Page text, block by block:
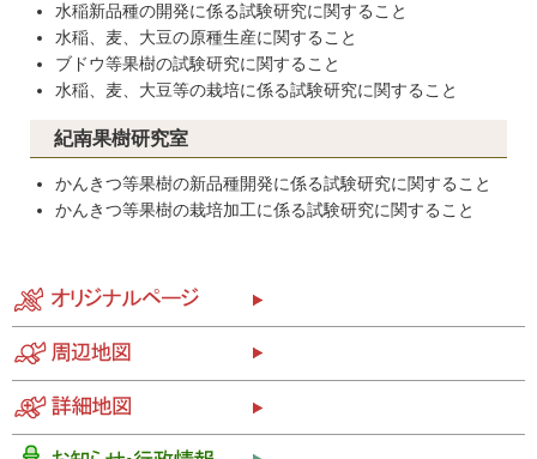
水稲新品種の開発に係る試験研究に関すること
水稲、麦、大豆の原種生産に関すること
ブドウ等果樹の試験研究に関すること
水稲、麦、大豆等の栽培に係る試験研究に関すること
紀南果樹研究室
かんきつ等果樹の新品種開発に係る試験研究に関すること
かんきつ等果樹の栽培加工に係る試験研究に関すること